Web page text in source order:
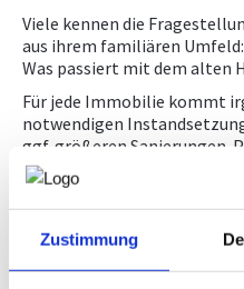
Zustimmung
Viele kennen die
aus ihrem familiären Umfeld:
Was passiert mit dem alten
Für jede Immobilie kommt
notwendigen
ggf. größeren Sanierungen.
Reparaturen gären oft auch
gewordenen Eigentümer und
Alter, nicht zur Nutzung
veraltete Sanitärräume,